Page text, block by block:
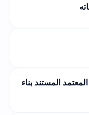
المستند بناء